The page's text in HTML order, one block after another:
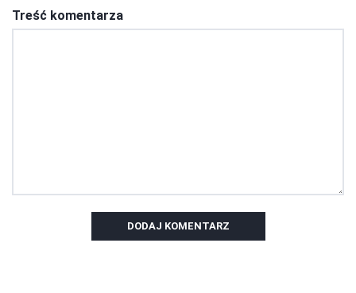
Treść komentarza
DODAJ KOMENTARZ